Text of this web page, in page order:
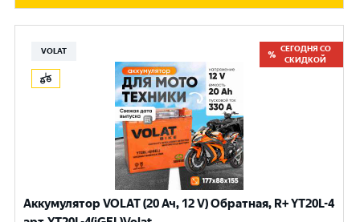
VOLAT
СЕГОДНЯ СО
СКИДКОЙ
Аккумулятор VOLAT (20 Ач, 12 V) Обратная, R+ YT20L-4